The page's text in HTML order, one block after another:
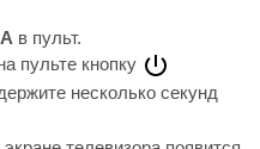
в пульт.
пульте кнопку
несколько секунд